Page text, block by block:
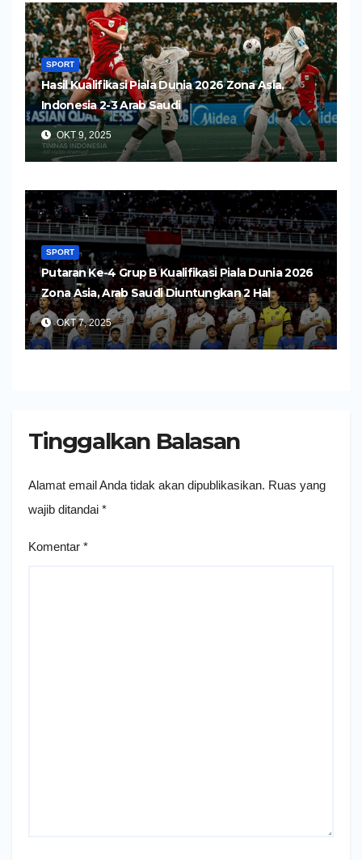
SPORT
Hasil Kualifikasi Piala Dunia 2026 Zona Asia,
Indonesia 2-3 Arab Saudi
OKT 9, 2025
SPORT
Putaran Ke-4 Grup B Kualifikasi Piala Dunia 2026
Zona Asia, Arab Saudi Diuntungkan 2 Hal
OKT 7, 2025
Tinggalkan Balasan
Alamat email Anda tidak akan dipublikasikan. Ruas yang
wajib ditandai *
Komentar *